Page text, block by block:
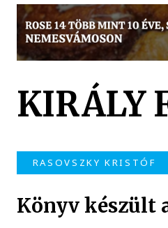
KIRÁLY
RASOVSZKY KRISTÓF
Könyv készült